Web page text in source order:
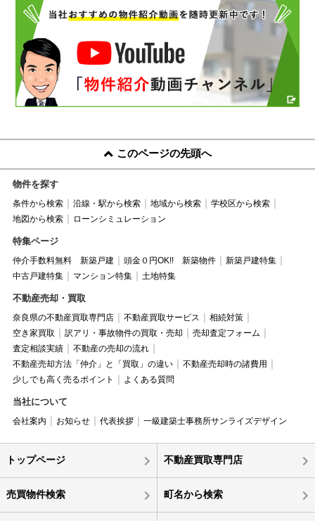
このページの先頭へ
物件を探す
条件から検索 沿線・駅から検索 地域から検索
学校区から検索
地図から検索
ローンシミュレーション
特集ページ
仲介手数料無料 新築戸建 頭金０円OK!! 新築物件
新築戸建特集
中古戸建特集
マンション特集 土地特集
不動産売却・買取
奈良県の不動産買取専門店 不動産買取サービス
相続対策
空き家買取
訳アリ・事故物件の買取・売却
売却査定フォーム
査定相談実績
不動産の売却の流れ
不動産売却方法「仲介」と「買取」の違い
不動産売却時の諸費用
少しでも高く売るポイント
よくある質問
当社について
会社案内 お知らせ 代表挨拶 一級建築士事務所サンライズデザイン
トップページ 不動産買取専門店
売買物件検索 町名から検索